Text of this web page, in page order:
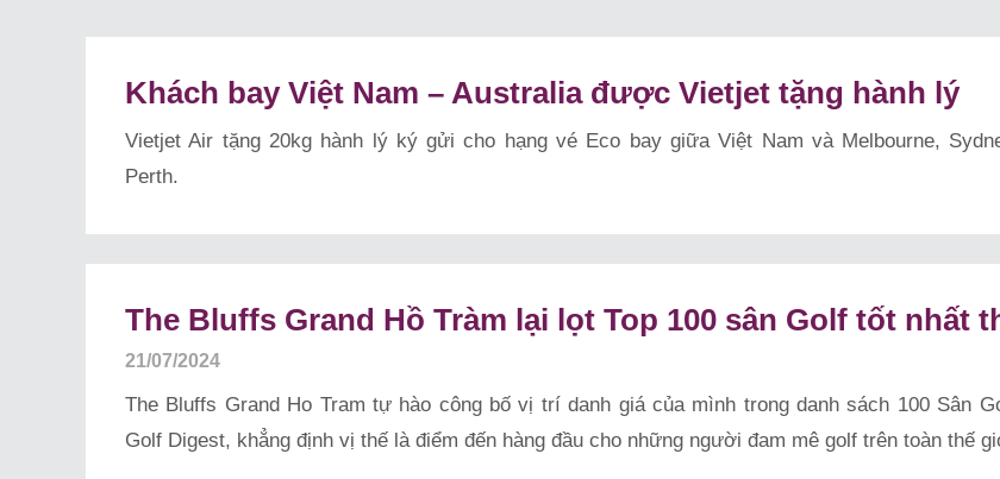
Khách bay Việt Nam – Australia được Vietjet tặng hành lý
Vietjet Air tặng 20kg hành lý ký gửi cho hạng vé Eco bay giữa Việt Nam và Melbourne,
Perth.
The Bluffs Grand Hồ Tràm lại lọt Top 100 sân Golf tốt nhất
21/07/2024
The Bluffs Grand Ho Tram tự hào công bố vị trí danh giá của mình trong danh sách 100 Sân
Golf Digest, khẳng định vị thế là điểm đến hàng đầu cho những người đam mê golf trên toàn thế